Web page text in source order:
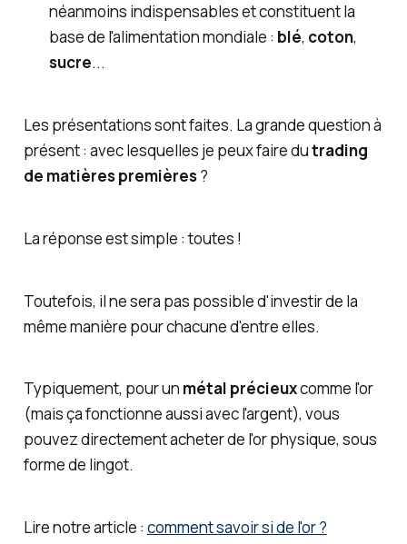
néanmoins indispensables et constituent la
base de l'alimentation mondiale : blé, coton,
sucre...
Les présentations sont faites. La grande question à
présent : avec lesquelles je peux faire dutrading
de matières premières?
La réponse est simple : toutes !
Toutefois, il ne sera pas possible d'investir de la
même manière pour chacune d'entre elles.
Typiquement, pour un métal précieuxcomme l'or
(mais ça fonctionne aussi avec l'argent), vous
pouvez directement acheter de l'or physique, sous
forme de lingot.
Lire notre article : comment savoir si de l'or ?